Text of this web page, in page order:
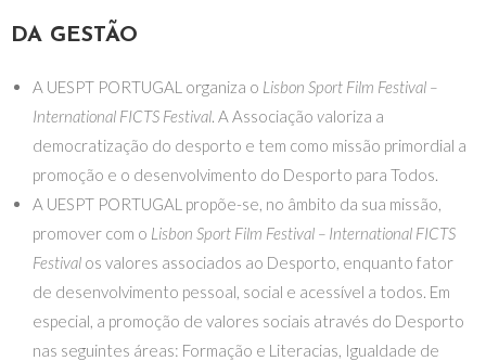
DA GESTÃO
A UESPT PORTUGAL organiza o Lisbon Sport Film Festival –
International FICTS Festival. A Associação valoriza a
democratização do desporto e tem como missão primordial a
promoção e o desenvolvimento do Desporto para Todos.
A UESPT PORTUGAL propõe-se, no âmbito da sua missão,
promover com o Lisbon Sport Film Festival – International FICTS
Festival os valores associados ao Desporto, enquanto fator
de desenvolvimento pessoal, social e acessível a todos. Em
especial, a promoção de valores sociais através do Desporto
nas seguintes áreas: Formação e Literacias, Igualdade de